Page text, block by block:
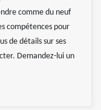
comme du neuf
compétences pour
de détails sur ses
Demandez-lui un